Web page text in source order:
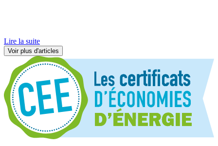
Lire la suite
Voir plus d'articles